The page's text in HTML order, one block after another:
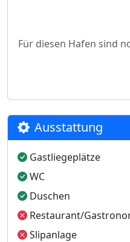
Für diesen Hafen sind
Ausstattung
Gastliegeplätze
WC
Duschen
Restaurant/
Slipanlage